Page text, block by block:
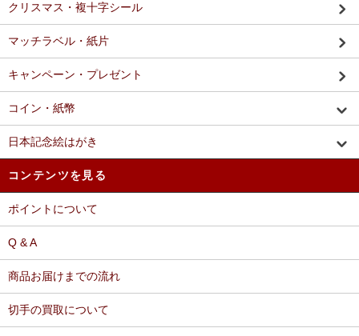
クリスマス・複十字シール
マッチラベル・紙片
キャンペーン・プレゼント
コイン・紙幣
日本記念絵はがき
コンテンツを見る
ポイントについて
Q & A
商品お届けまでの流れ
切手の買取について